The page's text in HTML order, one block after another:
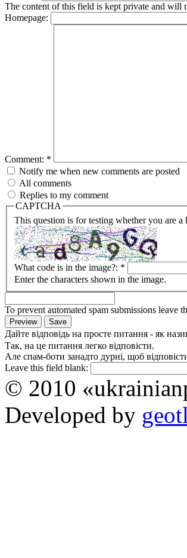
The content of this field is kept private and will
Homepage:
Comment: *
Notify me when new comments are posted
All comments
Replies to my comment
CAPTCHA
This question is for testing whether you are
What code is in the image?: *
Enter the characters shown in the image.
To prevent automated spam submissions leave
Дайте відповідь на просте питання - як
Так, на це питання легко відповісти.
Але спам-боти занадто дурні, щоб
Leave this field blank:
© 2010
Developed by